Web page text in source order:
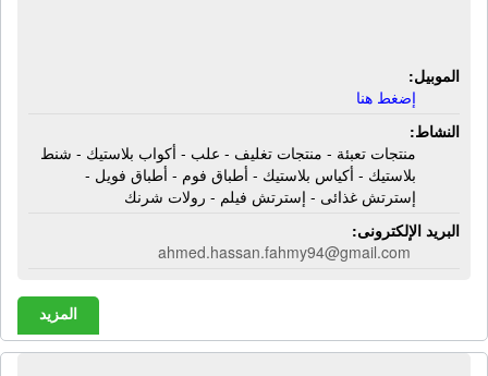
الموبيل:
إضغط هنا
النشاط:
منتجات تعبئة - منتجات تغليف - علب - أكواب بلاستيك - شنط
بلاستيك - أكياس بلاستيك - أطباق فوم - أطباق فويل -
إسترتش غذائى - إسترتش فيلم - رولات شرنك
البريد الإلكترونى:
ahmed.hassan.fahmy94@gmail.com
المزيد